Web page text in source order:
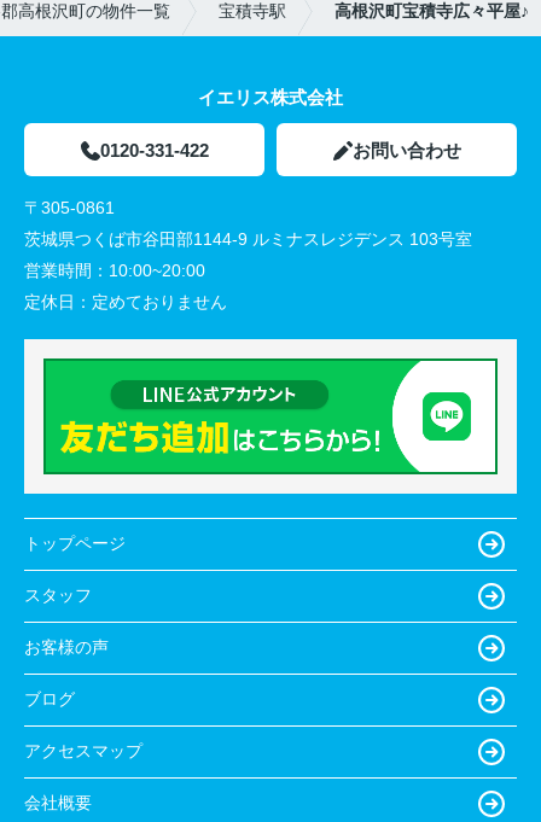
高根沢町の物件一覧 宝積寺駅 高根沢町宝積寺広々平屋♪
イエリス株式会社
0120-331-422 お問い合わせ
〒305-0861
茨城県つくば市谷田部1144-9 ルミナスレジデンス 103号室
営業時間： 10:00~20:00
定休日： 定めておりません
トップページ
スタッフ
お客様の声
ブログ
アクセスマップ
会社概要